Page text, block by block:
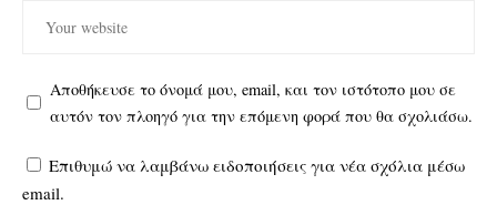
Αποθήκευσε το όνομά μου, email, και τον ιστότοπο μου σε
αυτόν τον πλοηγό για την επόμενη φορά που θα σχολιάσω.
Επιθυμώ να λαμβάνω ειδοποιήσεις για νέα σχόλια μέσω
email.